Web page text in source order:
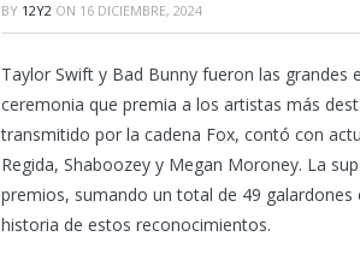
BY 12Y2 ON 16 DICIEMBRE, 2024
Taylor Swift y Bad Bunny fueron las grandes
ceremonia que premia a los artistas más
transmitido por la cadena Fox, contó con
Regida, Shaboozey y Megan Moroney. La
premios, sumando un total de 49
historia de estos reconocimientos.